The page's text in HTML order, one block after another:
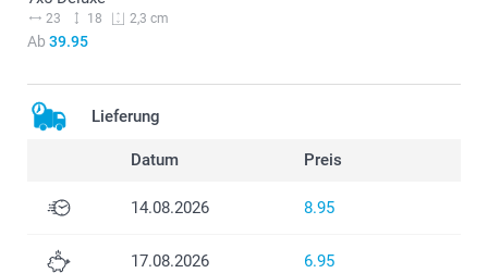
23 18 2,3 cm
Ab 39.95
Lieferung
Datum Preis
14.08.2026 8.95
17.08.2026 6.95